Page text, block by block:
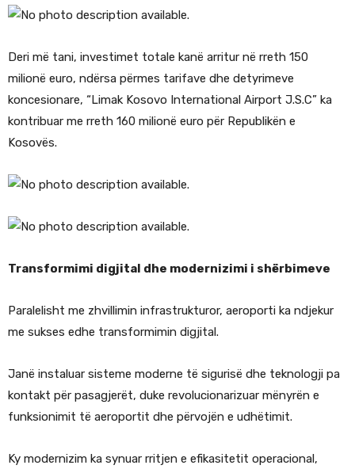
Deri më tani, investimet totale kanë arritur në rreth 150
milionë euro, ndërsa përmes tarifave dhe detyrimeve
koncesionare, “Limak Kosovo International Airport J.S.C” ka
kontribuar me rreth 160 milionë euro për Republikën e
Kosovës.
Transformimi digjital dhe modernizimi i shërbimeve
Paralelisht me zhvillimin infrastrukturor, aeroporti ka ndjekur
me sukses edhe transformimin digjital.
Janë instaluar sisteme moderne të sigurisë dhe teknologji pa
kontakt për pasagjerët, duke revolucionarizuar mënyrën e
funksionimit të aeroportit dhe përvojën e udhëtimit.
Ky modernizim ka synuar rritjen e efikasitetit operacional,